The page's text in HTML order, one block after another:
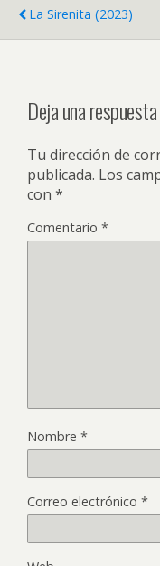
La Sirenita (2023)
Deja una respuesta
Tu dirección de
publicada. Los
con *
Comentario *
Nombre *
Correo electrónico *